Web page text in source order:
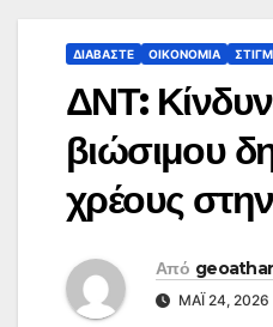
ΔΙΑΒΆΣΤΕ ΟΙΚΟΝΟΜΊΑ
ΔΝΤ:
βιώσιμου
χρέους
Από
ΜΆΙ 24, 2026